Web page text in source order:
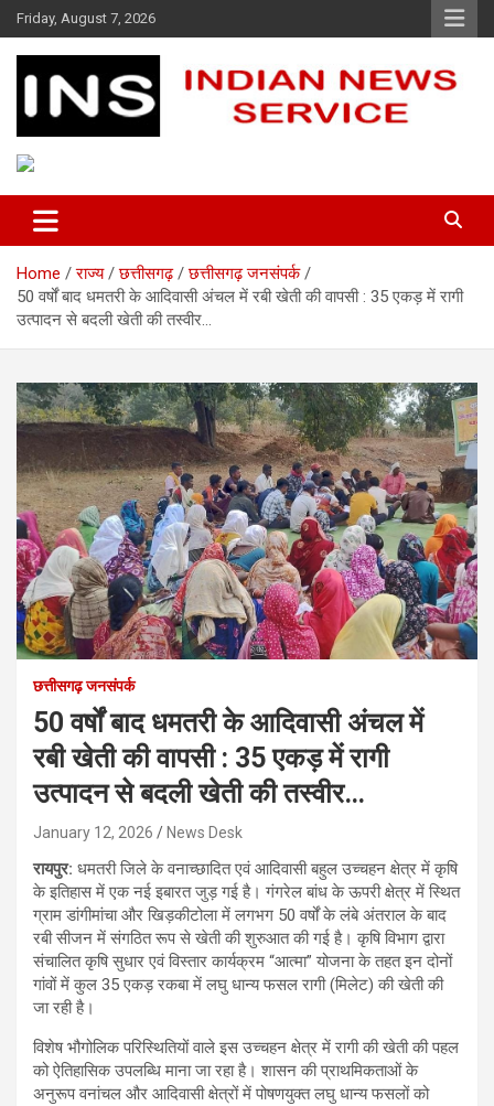
Skip
to
content
Friday, August 7, 2026
Indian News Service
Home राज्य छत्तीसगढ़
छत्तीसगढ़ जनसंपर्क
50 वर्षों बाद धमतरी के आदिवासी अंचल में रबी खेती की वापसी : 35 एकड़ में रागी
उत्पादन से बदली खेती की तस्वीर…
छत्तीसगढ़ जनसंपर्क
50 वर्षों बाद धमतरी के आदिवासी अंचल में
रबी खेती की वापसी : 35 एकड़ में रागी
उत्पादन से बदली खेती की तस्वीर…
January 12, 2026 News Desk
रायपुर: धमतरी जिले के वनाच्छादित एवं आदिवासी बहुल उच्चहन क्षेत्र में कृषि
के इतिहास में एक नई इबारत जुड़ गई है। गंगरेल बांध के ऊपरी क्षेत्र में स्थित
ग्राम डांगीमांचा और खिड़कीटोला में लगभग 50 वर्षों के लंबे अंतराल के बाद
रबी सीजन में संगठित रूप से खेती की शुरुआत की गई है। कृषि विभाग द्वारा
संचालित कृषि सुधार एवं विस्तार कार्यक्रम “आत्मा” योजना के तहत इन दोनों
गांवों में कुल 35 एकड़ रकबा में लघु धान्य फसल रागी (मिलेट) की खेती की
जा रही है।
विशेष भौगोलिक परिस्थितियों वाले इस उच्चहन क्षेत्र में रागी की खेती की पहल
को ऐतिहासिक उपलब्धि माना जा रहा है। शासन की प्राथमिकताओं के
अनुरूप वनांचल और आदिवासी क्षेत्रों में पोषणयुक्त लघु धान्य फसलों को